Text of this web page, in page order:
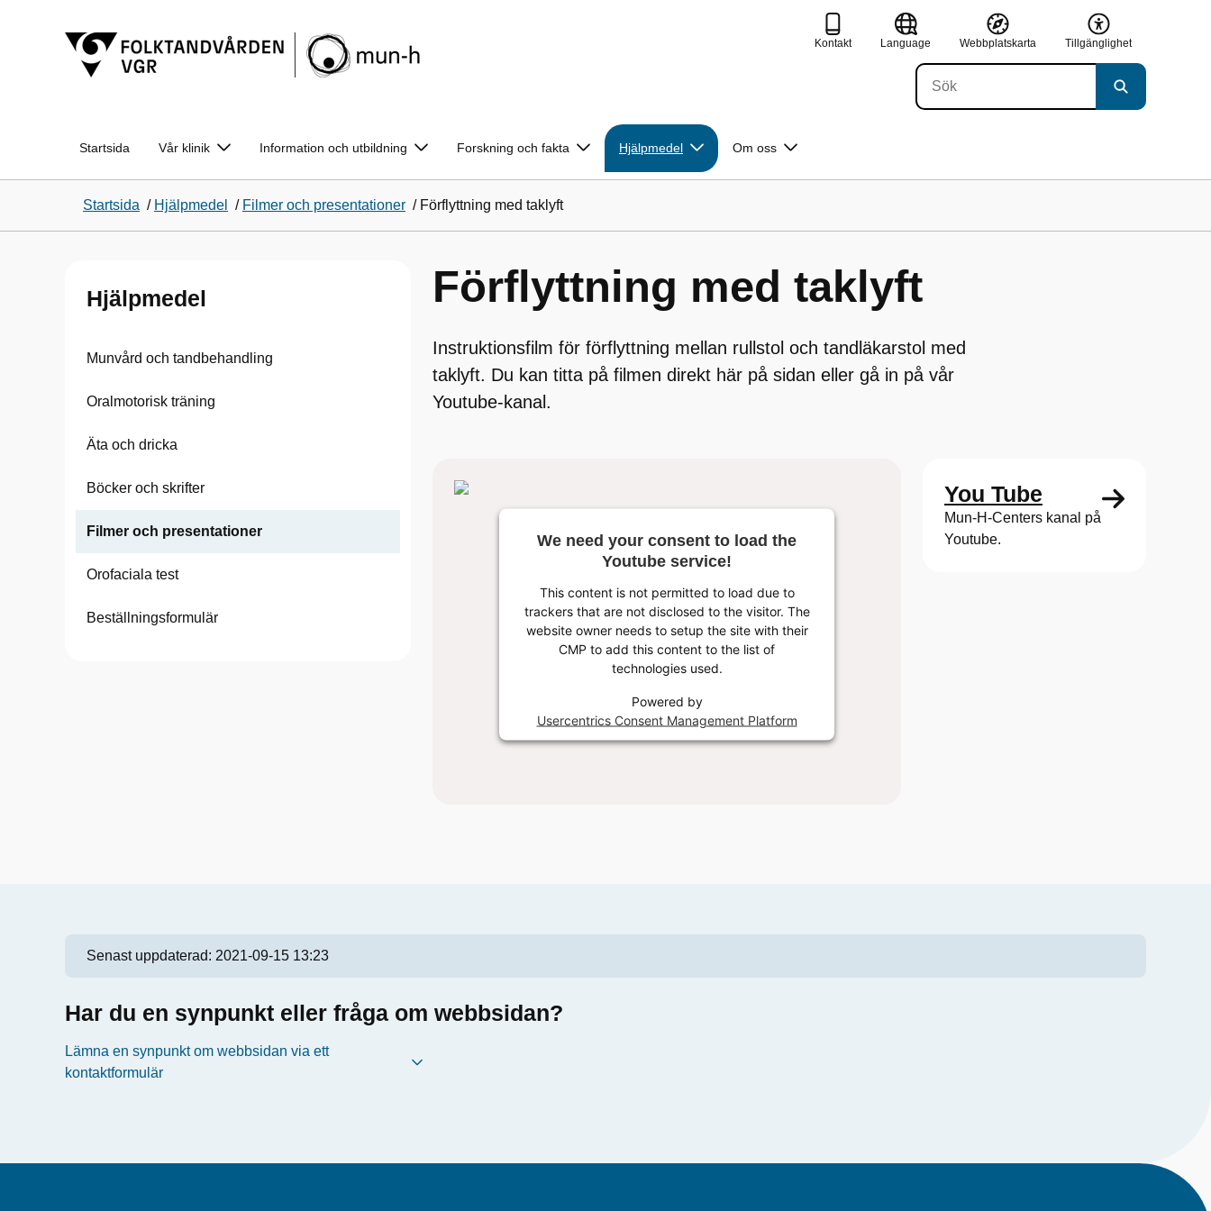
Kontakt Language Webbplatskarta Tillgänglighet
Startsida Vår klinik Information och utbildning Forskning och fakta Hjälpmedel Om oss
Startsida / Hjälpmedel / Filmer och presentationer / Förflyttning med taklyft
Hjälpmedel
Munvård och tandbehandling
Oralmotorisk träning
Äta och dricka
Böcker och skrifter
Filmer och presentationer
Orofaciala test
Beställningsformulär
Förflyttning med taklyft
Instruktionsfilm för förflyttning mellan rullstol och tandläkarstol med
taklyft. Du kan titta på filmen direkt här på sidan eller gå in på vår
Youtube-kanal.
We need your consent to load the
Youtube service!
This content is not permitted to load due to
trackers that are not disclosed to the visitor. The
website owner needs to setup the site with their
CMP to add this content to the list of
technologies used.
Powered by
Usercentrics Consent Management Platform
You Tube
Mun-H-Centers kanal på
Youtube.
Senast uppdaterad: 2021-09-15 13:23
Har du en synpunkt eller fråga om webbsidan?
Lämna en synpunkt om webbsidan via ett
kontaktformulär